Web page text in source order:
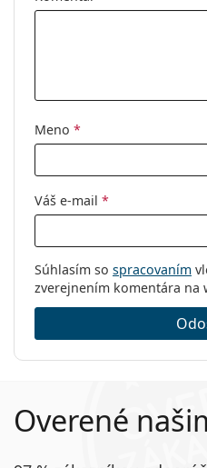
Meno *
Váš e-mail *
Súhlasím so spracovaním
zverejnením komentára na
Overené